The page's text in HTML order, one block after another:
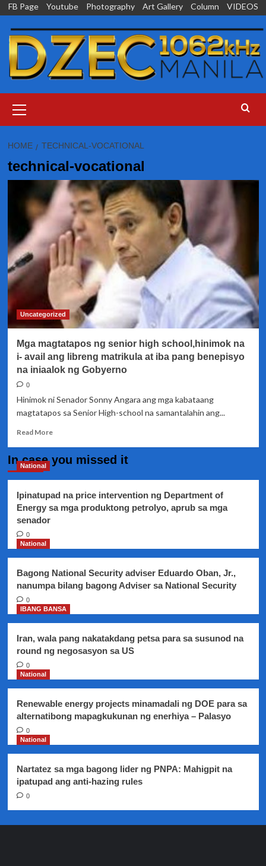
Skip
content
FB Page Youtube Photography Art Gallery Column VIDEOS
Menu
HOME TECHNICAL-VOCATIONAL
technical-vocational
Uncategorized
Mga magtatapos ng senior high school,hinimok na
i- avail ang libreng matrikula at iba pang benepisyo
na iniaalok ng Gobyerno
0
Hinimok ni Senador Sonny Angara ang mga kabataang
magtatapos sa Senior High-school na samantalahin ang...
Read MoreRead
Mga
senior
high
libreng
matrikula
iba
pang
na
iniaalok
Gobyerno
In case you missed it
National
Ipinatupad na price intervention ng Department of
Energy sa mga produktong petrolyo, aprub sa mga
senador
0
National
Bagong National Security adviser Eduardo Oban, Jr.,
nanumpa bilang bagong Adviser sa National Security
0
IBANG BANSA
Iran, wala pang nakatakdang petsa para sa susunod na
round ng negosasyon sa US
0
National
Renewable energy projects minamadali ng DOE para sa
alternatibong mapagkukunan ng enerhiya – Palasyo
0
National
Nartatez sa mga bagong lider ng PNPA: Mahigpit na
ipatupad ang anti-hazing rules
0